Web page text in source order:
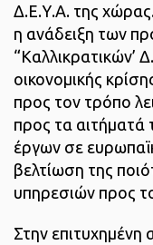
Δ.Ε.Υ.Α. της
η ανάδειξη των
“Καλλικρατικών’
οικονομικής
προς τον τρόπο
προς τα αιτήματά
έργων σε
βελτίωση της
υπηρεσιών προς
Στην